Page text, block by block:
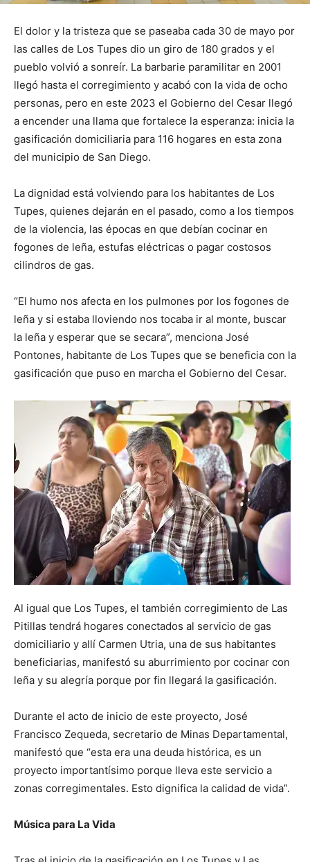
El dolor y la tristeza que se paseaba cada 30 de mayo por
las calles de Los Tupes dio un giro de 180 grados y el
pueblo volvió a sonreír. La barbarie paramilitar en 2001
llegó hasta el corregimiento y acabó con la vida de ocho
personas, pero en este 2023 el Gobierno del Cesar llegó
a encender una llama que fortalece la esperanza: inicia la
gasificación domiciliaria para 116 hogares en esta zona
del municipio de San Diego.
La dignidad está volviendo para los habitantes de Los
Tupes, quienes dejarán en el pasado, como a los tiempos
de la violencia, las épocas en que debían cocinar en
fogones de leña, estufas eléctricas o pagar costosos
cilindros de gas.
“El humo nos afecta en los pulmones por los fogones de
leña y si estaba lloviendo nos tocaba ir al monte, buscar
la leña y esperar que se secara”, menciona José
Pontones, habitante de Los Tupes que se beneficia con la
gasificación que puso en marcha el Gobierno del Cesar.
Al igual que Los Tupes, el también corregimiento de Las
Pitillas tendrá hogares conectados al servicio de gas
domiciliario y allí Carmen Utria, una de sus habitantes
beneficiarias, manifestó su aburrimiento por cocinar con
leña y su alegría porque por fin llegará la gasificación.
Durante el acto de inicio de este proyecto, José
Francisco Zequeda, secretario de Minas Departamental,
manifestó que “esta era una deuda histórica, es un
proyecto importantísimo porque lleva este servicio a
zonas corregimentales. Esto dignifica la calidad de vida”.
Música para La Vida